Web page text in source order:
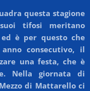
questa stagione
tifosi meritano
è per questo che
consecutivo, il
una festa, che è
Nella giornata di
di Mattarello ci